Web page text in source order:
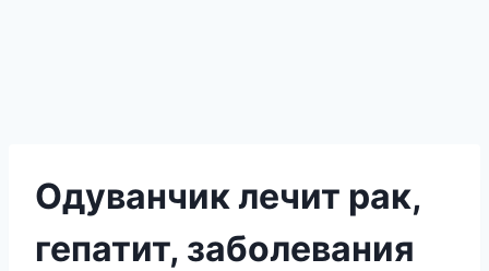
Одуванчик лечит рак,
гепатит, заболевания